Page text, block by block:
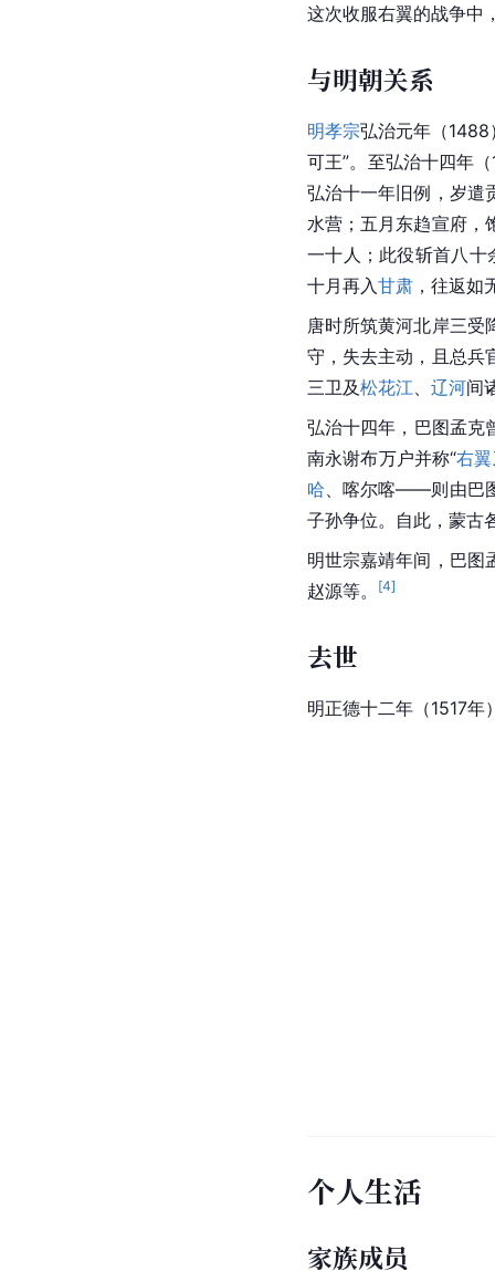
这次收服右翼的战争中
与明朝关系
明孝宗弘治元年（1488
可王”。至弘治十四年
弘治十一年旧例，岁遣
水营；五月东趋宣府，
一十人；此役斩首八
十月再入甘肃 ，往返如
唐时所筑黄河北岸三受
守，失去主动，且总兵
三卫及松花江、 辽河间
弘治十四年，巴图孟克
南永谢布万户并称“右翼
哈、喀尔喀——则由巴
子孙争位。自此，蒙古
明世宗嘉靖年间，巴图
赵源等。
[4]
去世
明正德十二年（1517
个人生活
家族成员